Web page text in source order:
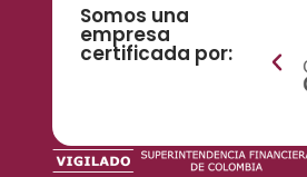
Somos una
empresa
certificada por: